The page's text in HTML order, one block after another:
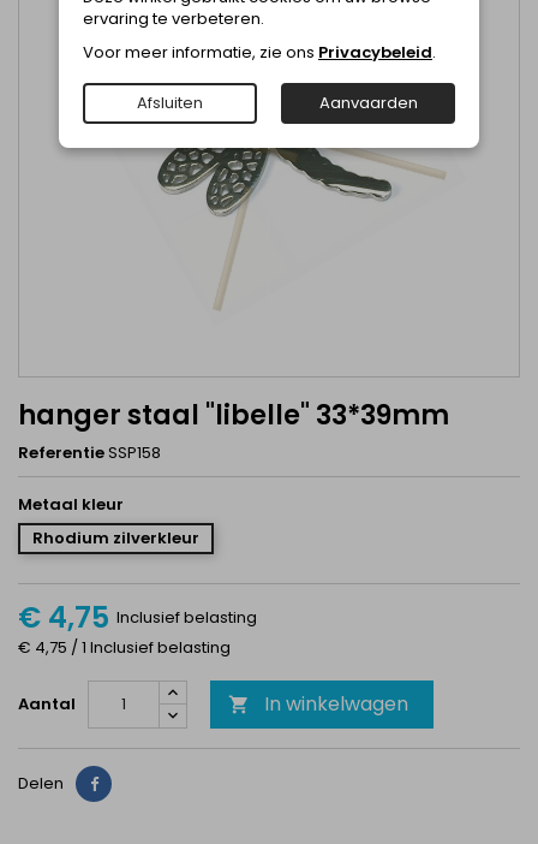
hanger staal "libelle" 33*39mm
ReferentieSSP158
Metaal kleur
Rhodium zilverkleur
€ 4,75 Inclusief belasting
€ 4,75 / 1 Inclusief belasting
Aantal  In winkelwagen
Delen Delen
ervaring te verbeteren.
Voor meer informatie, zie ons Privacybeleid.
Afsluiten Aanvaarden